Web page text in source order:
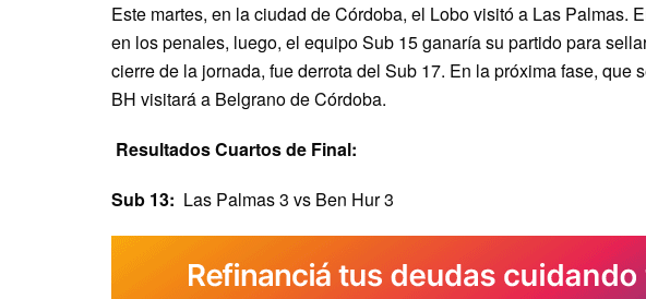
Este martes, en la ciudad de Córdoba, el Lobo visitó a Las Palmas.
en los penales, luego, el equipo Sub 15 ganaría su partido para
cierre de la jornada, fue derrota del Sub 17. En la próxima fase, que
BH visitará a Belgrano de Córdoba.
Resultados Cuartos de Final:
Sub 13: Las Palmas 3 vs Ben Hur 3